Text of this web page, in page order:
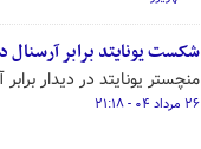
شکست یونایتد برابر
منچستر یونایتد در دیدار
۲۶ مرداد ۰۴ - ۲۱:۱۸